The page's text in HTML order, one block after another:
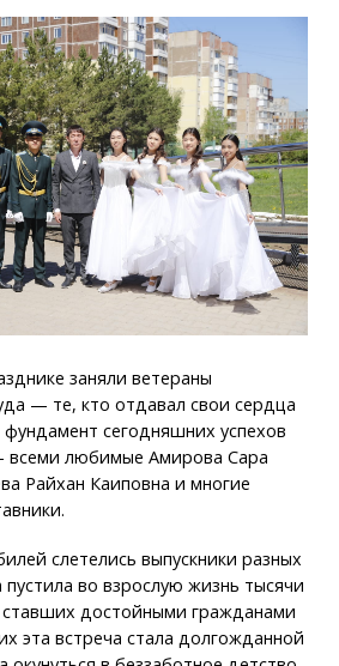
заняли ветераны
— те, кто отдавал свои сердца
сегодняшних успехов
любимые Амирова Сара
Райхан Каиповна и многие
слетелись выпускники разных
во взрослую жизнь тысячи
достойными гражданами
эта встреча стала долгожданной